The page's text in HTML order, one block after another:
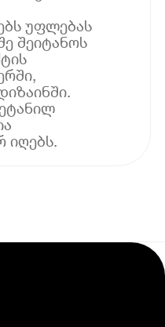
უფლებას
შეიტანოს
იღებს.